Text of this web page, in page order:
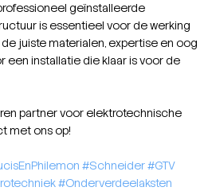
geïnstalleerde
is essentieel voor de werking
juiste materialen, expertise en oog
een installatie die klaar is voor de
partner voor elektrotechnische
met ons op!
#Schneider#GTV
#Onderverdeelaksten